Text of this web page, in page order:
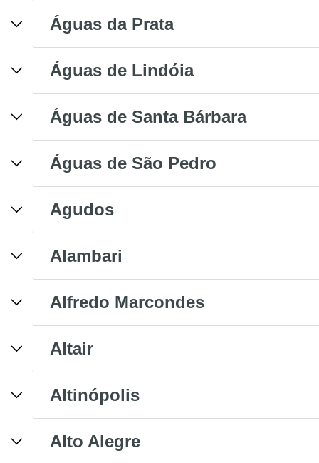
Águas da Prata
Águas de Lindóia
Águas de Santa Bárbara
Águas de São Pedro
Agudos
Alambari
Alfredo Marcondes
Altair
Altinópolis
Alto Alegre